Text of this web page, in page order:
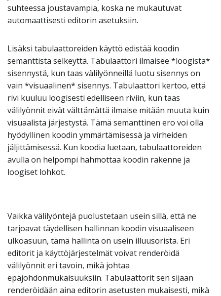
suhteessa joustavampia, koska ne mukautuvat
automaattisesti editorin asetuksiin.
Lisäksi tabulaattoreiden käyttö edistää koodin
semanttista selkeyttä. Tabulaattori ilmaisee *loogista*
sisennystä, kun taas välilyönneillä luotu sisennys on
vain *visuaalinen* sisennys. Tabulaattori kertoo, että
rivi kuuluu loogisesti edelliseen riviin, kun taas
välilyönnit eivät välttämättä ilmaise mitään muuta kuin
visuaalista järjestystä. Tämä semanttinen ero voi olla
hyödyllinen koodin ymmärtämisessä ja virheiden
jäljittämisessä. Kun koodia luetaan, tabulaattoreiden
avulla on helpompi hahmottaa koodin rakenne ja
loogiset lohkot.
Vaikka välilyöntejä puolustetaan usein sillä, että ne
tarjoavat täydellisen hallinnan koodin visuaaliseen
ulkoasuun, tämä hallinta on usein illuusorista. Eri
editorit ja käyttöjärjestelmät voivat renderöidä
välilyönnit eri tavoin, mikä johtaa
epäjohdonmukaisuuksiin. Tabulaattorit sen sijaan
renderöidään aina editorin asetusten mukaisesti, mikä